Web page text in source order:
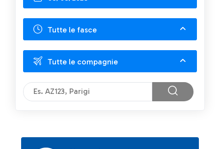
Tutte le fasce
Tutte le compagnie